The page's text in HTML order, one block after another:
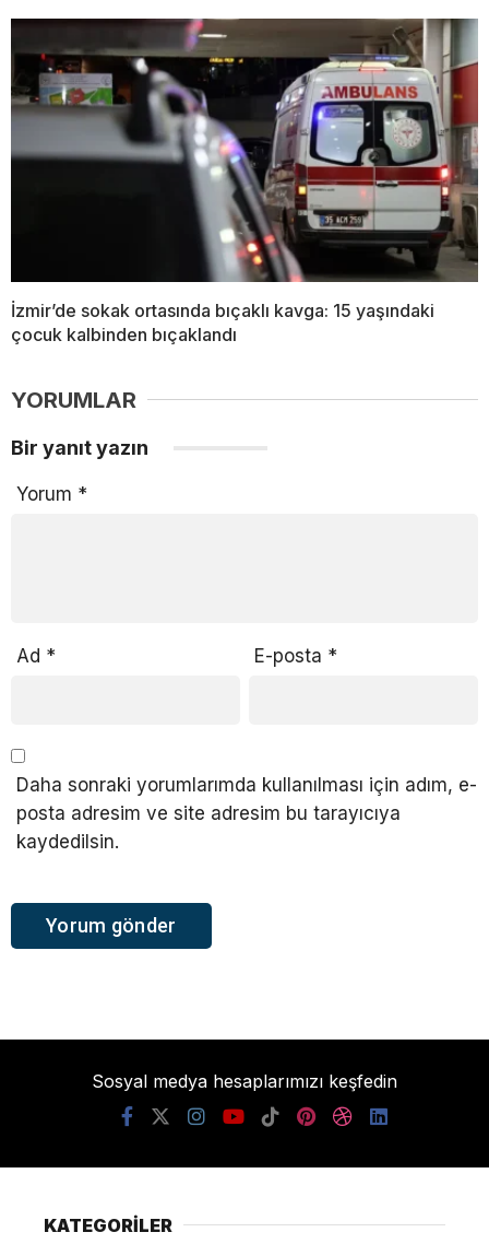
İzmir’de sokak ortasında bıçaklı kavga: 15 yaşındaki
çocuk kalbinden bıçaklandı
YORUMLAR
Bir yanıt yazın
Yorum *
Ad * E-posta *
Daha sonraki yorumlarımda kullanılması için adım, e-
posta adresim ve site adresim bu tarayıcıya
kaydedilsin.
Sosyal medya hesaplarımızı keşfedin
KATEGORİLER